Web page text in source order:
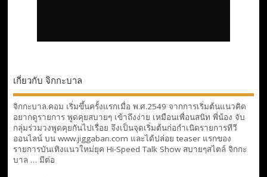
เกี่ยวกับ จิกกะบาล
จิกกะบาล.คอม เริ่มขึ้นครั้งแรกเมื่อ พ.ศ.2549 จากการเริ่มต้นแนวคิด
อยากดูรายการ พูดคุยสบายๆ เข้าถึงง่าย เหมือนเพื่อนสนิท พี่น้อง จับ
กลุ่มร่วมวงพูดคุยกันไปเรื่อย จึงเป็นจุดเริ่มต้นก่อกำเนิดรายการทีวี
ออนไลน์ บน www.jiggaban.com และได้ปล่อย teaser แรกของ
รายการบันเทิงแนวใหม่ยุค Hi-Speed Talk Show สบายๆสไตล์ จิกกะ
บาล … มีต่อ